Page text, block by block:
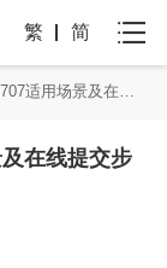
繁 简
加拿大访客申请表IMM5707适用场景及在线提交步骤
在线提交步